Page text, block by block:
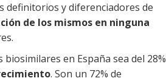
definitorios y diferenciadores de
de los mismos en ninguna
en España sea del 28%
. Son un 72% de